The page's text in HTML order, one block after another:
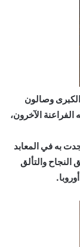
وصالون
الآخرون،
به في المعابد
والتألق